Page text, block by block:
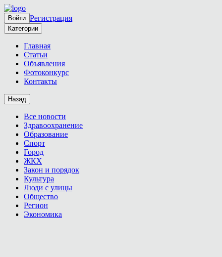
Войти Регистрация
Категории
Главная
Статьи
Объявления
Фотоконкурс
Контакты
Назад
Все новости
Здравоохранение
Образование
Спорт
Город
ЖКХ
Закон и порядок
Культура
Люди с улицы
Общество
Регион
Экономика